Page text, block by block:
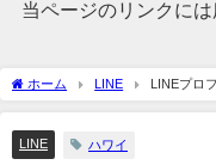
当ページのリンクには
ホーム LINE LINEプロ
LINE ハワイ